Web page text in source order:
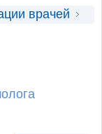
врачей